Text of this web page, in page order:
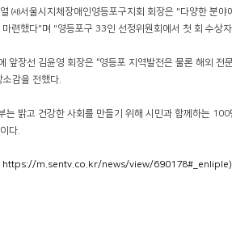
㈔서울시지체장애인영등포구지회 회장은 "다양한 분
련했다"며 "영등포구 33인 선정위원회에서 첫 회 수상
앞장선 김윤영 회장은 “영등포 지역발전은 물론 해외
소감을 전했다.
는 밝고 건강한 사회를 만들기 위해 시민과 함께하는
다.
https://m.sentv.co.kr/news/view/690178#_enliple)